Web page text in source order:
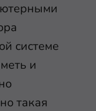
системе
и
такая